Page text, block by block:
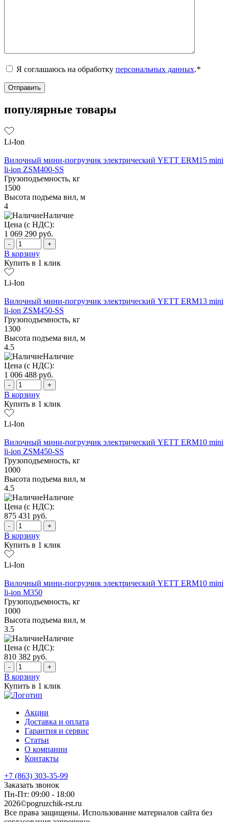
Я соглашаюсь на обработку персональных данных.*
популярные товары
Li-Ion
Вилочный мини-погрузчик электрический YETT ERM15 mini
li-ion ZSM400-SS
Грузоподъемность, кг
1500
Высота подъема вил, м
4
Наличие
Цена (с НДС):
1 069 290 руб.
- +
В корзину
Купить в 1 клик
Li-Ion
Вилочный мини-погрузчик электрический YETT ERM13 mini
li-ion ZSM450-SS
Грузоподъемность, кг
1300
Высота подъема вил, м
4.5
Наличие
Цена (с НДС):
1 006 488 руб.
- +
В корзину
Купить в 1 клик
Li-Ion
Вилочный мини-погрузчик электрический YETT ERM10 mini
li-ion ZSM450-SS
Грузоподъемность, кг
1000
Высота подъема вил, м
4.5
Наличие
Цена (с НДС):
875 431 руб.
- +
В корзину
Купить в 1 клик
Li-Ion
Вилочный мини-погрузчик электрический YETT ERM10 mini
li-ion M350
Грузоподъемность, кг
1000
Высота подъема вил, м
3.5
Наличие
Цена (с НДС):
810 382 руб.
- +
В корзину
Купить в 1 клик
Акции
Доставка и оплата
Гарантия и сервис
Статьи
О компании
Контакты
+7 (863) 303-35-99
Заказать звонок
Пн-Пт: 09:00 - 18:00
2026©pogruzchik-rst.ru
Все права защищены. Использование материалов сайта без